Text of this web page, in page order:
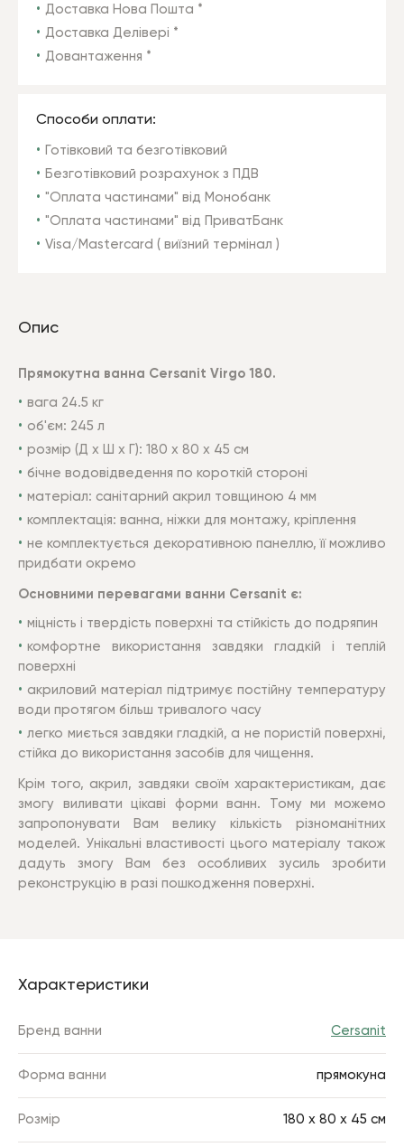
Доставка Нова Пошта *
Доставка Делівері *
Довантаження *
Способи оплати:
Готівковий та безготівковий
Безготівковий розрахунок з ПДВ
"Оплата частинами" від Монобанк
"Оплата частинами" від ПриватБанк
Visa/Mastercard ( виїзний термінал )
Опис
Прямокутна ванна Cersanit Virgo 180.
вага 24.5 кг
об'єм: 245 л
розмір (Д х Ш х Г): 180 х 80 х 45 см
бічне водовідведення по короткій стороні
матеріал: санітарний акрил товщиною 4 мм
комплектація: ванна, ніжки для монтажу, кріплення
не комплектується декоративною панеллю, її можливо
придбати окремо
Основними перевагами ванни Cersanit є:
міцність і твердість поверхні та стійкість до подряпин
комфортне використання завдяки гладкій і теплій
поверхні
акриловий матеріал підтримує постійну температуру
води протягом більш тривалого часу
легко миється завдяки гладкій, а не пористій поверхні,
стійка до використання засобів для чищення.
Крім того, акрил, завдяки своїм характеристикам, дає
змогу виливати цікаві форми ванн. Тому ми можемо
запропонувати Вам велику кількість різноманітних
моделей. Унікальні властивості цього матеріалу також
дадуть змогу Вам без особливих зусиль зробити
реконструкцію в разі пошкодження поверхні.
Характеристики
Бренд ванни Cersanit
Форма ванни прямокуна
Розмір 180 х 80 х 45 см